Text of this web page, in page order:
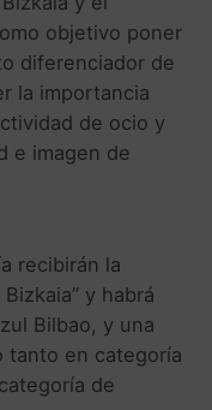
objetivo poner
diferenciador de
la importancia
de ocio y
e imagen de
recibirán la
y habrá
Bilbao, y una
tanto en categoría
de